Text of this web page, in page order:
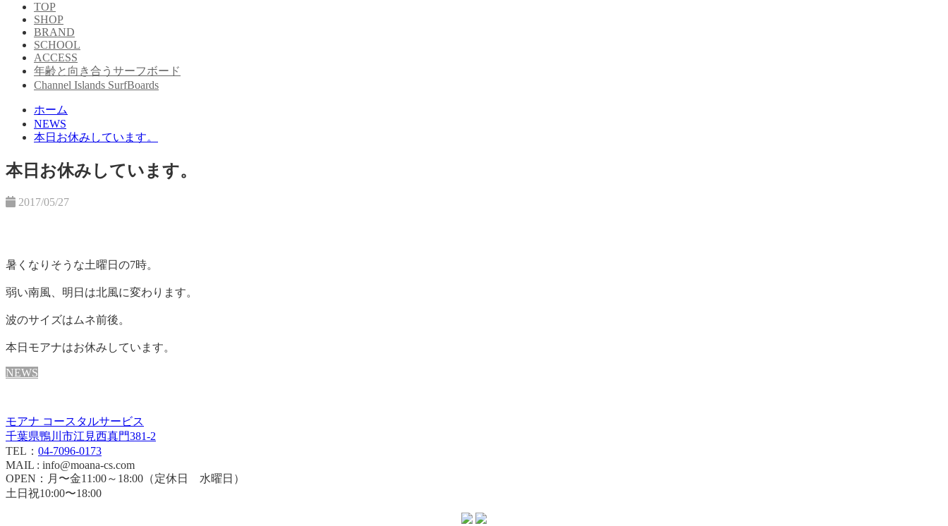
TOP
SHOP
BRAND
SCHOOL
ACCESS
年齢と向き合うサーフボード
Channel Islands SurfBoards
ホーム
NEWS
本日お休みしています。
本日お休みしています。
2017/05/27
暑くなりそうな土曜日の7時。
弱い南風、明日は北風に変わります。
波のサイズはムネ前後。
本日モアナはお休みしています。
NEWS
モアナ コースタルサービス
千葉県鴨川市江見西真門381-2
TEL： 04-7096-0173
MAIL : info@moana-cs.com
OPEN：月〜金11:00～18:00（定休日 水曜日）
土日祝10:00〜18:00